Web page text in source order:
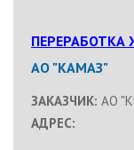
ПЕРЕРАБОТКА
АО "КАМАЗ"
ЗАКАЗЧИК: АО
АДРЕС: